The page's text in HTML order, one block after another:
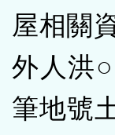
屋相關
外人洪
筆地號